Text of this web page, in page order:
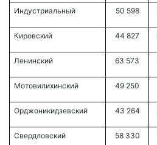
Индустриальный 50 598
Кировский 44 827
Ленинский 63 573
Мотовилихинский 49 250
Орджоникидзевский 43 264
Свердловский 58 330